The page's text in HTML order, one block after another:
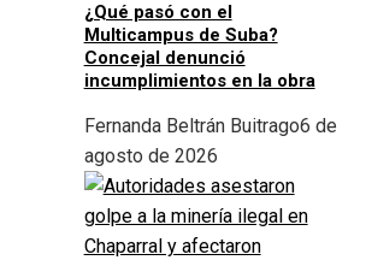
¿Qué pasó con el
Multicampus de Suba?
Concejal denunció
incumplimientos en la obra
Fernanda Beltrán Buitrago6 de
agosto de 2026